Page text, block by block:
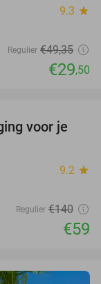
9.3 star
Regulier €49,35
€29,50
58%
voor je
9.2 star
Regulier €140
€59